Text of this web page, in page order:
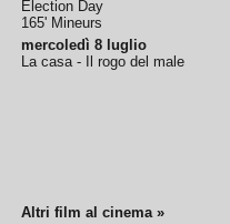
Election Day
165' Mineurs
mercoledì 8 luglio
La casa - Il rogo del male
Altri film al cinema »